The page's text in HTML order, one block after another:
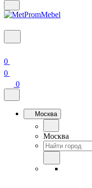
0
0
0
Москва
Москва